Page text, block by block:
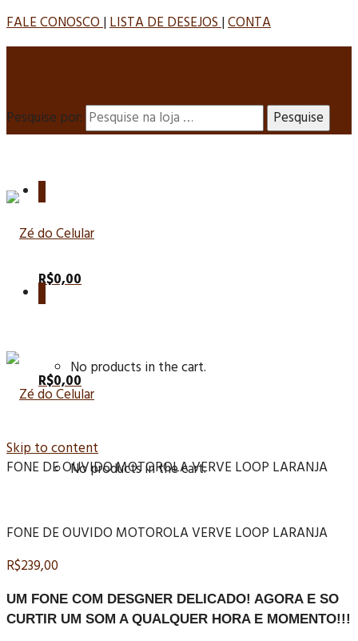
FALE CONOSCO|LISTA DE DESEJOS|CONTA
Pesquise por:
R$0,00
No products in the cart.
R$0,00
No products in the cart.
Skip to content
FONE DE OUVIDO MOTOROLA VERVE LOOP LARANJA
FONE DE OUVIDO MOTOROLA VERVE LOOP LARANJA
R$239,00
UM FONE COM DESGNER DELICADO! AGORA E SO
CURTIR UM SOM A QUALQUER HORA E MOMENTO!!!